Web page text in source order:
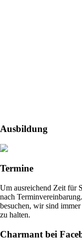
Ausbildung
Termine
Um ausreichend Zeit für
nach
besuchen, wir sind
zu halten.
Charmant bei